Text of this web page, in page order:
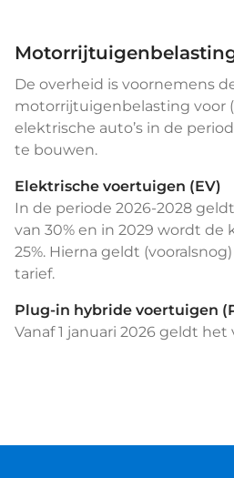
De overheid is voornemens
motorrijtuigenbelasting voor
elektrische auto’s in de
te bouwen.
Elektrische voertuigen (EV)
In de periode 2026-2028
van 30% en in 2029 wordt de
25%. Hierna geldt
tarief.
Plug-in hybride voertuigen
Vanaf 1 januari 2026 geldt